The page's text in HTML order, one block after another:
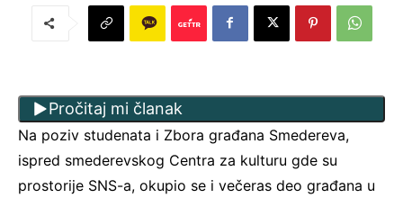
Pročitaj mi članak
Na poziv studenata i Zbora građana Smedereva,
ispred smederevskog Centra za kulturu gde su
prostorije SNS-a, okupio se i večeras deo građana u